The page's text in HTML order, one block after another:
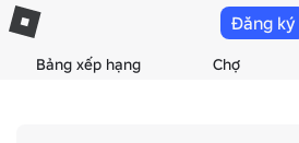
Bảng xếp hạng Chợ
Đăng ký